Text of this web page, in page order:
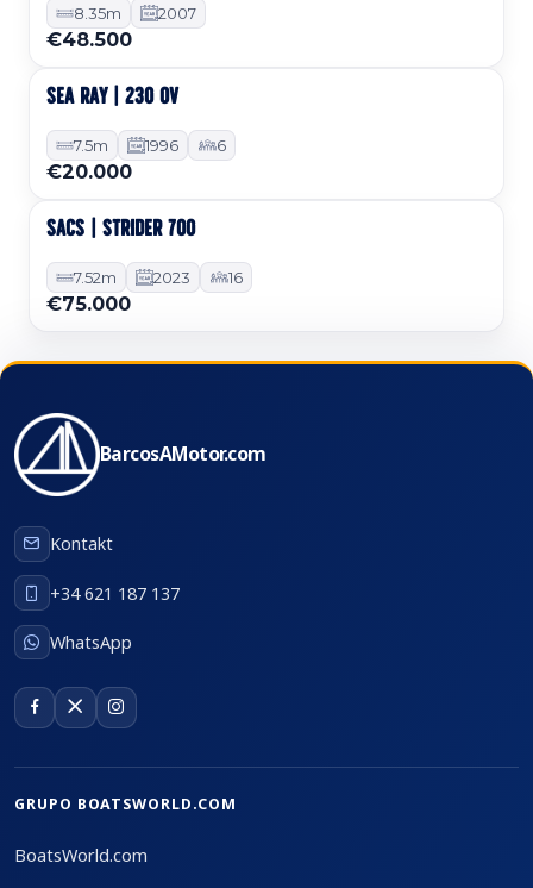
8.35m 2007
€48.500
Gebraucht
SEA RAY | 230 OV
7.5m 1996 6
€20.000
Gebraucht
SACS | STRIDER 700
7.52m 2023 16
€75.000
BarcosAMotor.com
Kontakt
+34 621 187 137
WhatsApp
GRUPO BOATSWORLD.COM
BoatsWorld.com